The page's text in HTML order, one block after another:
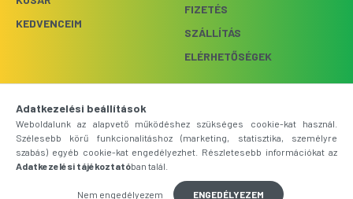
KEDVENCEIM
FIZETÉS
SZÁLLÍTÁS
ELÉRHETŐSÉGEK
Webshop üzemeltető: Bright
Light Kft.
1033 BUDAPEST,
FELIRATKOZÁS
Adatkezelési beállítások
Weboldalunk az alapvető működéshez szükséges cookie-kat használ.
Szélesebb körű funkcionalitáshoz (marketing, statisztika, személyre
szabás) egyéb cookie-kat engedélyezhet. Részletesebb információkat az
Adatkezelési tájékoztatóban talál.
Nem engedélyezem ENGEDÉLYEZEM